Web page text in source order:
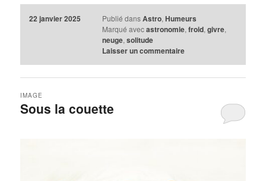
22 janvier 2025 Publié dans Astro, Humeurs
Marqué avec astronomie, froid, givre,
neuge, solitude
Laisser un commentaire
Sous la couette
IMAGE